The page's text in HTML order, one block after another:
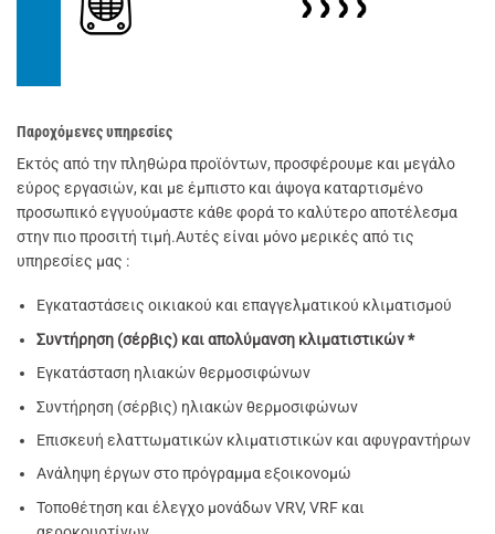
Παροχόμενες υπηρεσίες
Εκτός από την πληθώρα προϊόντων, προσφέρουμε και μεγάλο
εύρος εργασιών, και με έμπιστο και άψογα καταρτισμένο
προσωπικό εγγυούμαστε κάθε φορά το καλύτερο αποτέλεσμα
στην πιο προσιτή τιμή.Αυτές είναι μόνο μερικές από τις
υπηρεσίες μας :
Εγκαταστάσεις οικιακού και επαγγελματικού κλιματισμού
Συντήρηση (σέρβις) και απολύμανση κλιματιστικών *
Εγκατάσταση ηλιακών θερμοσιφώνων
Συντήρηση (σέρβις) ηλιακών θερμοσιφώνων
Επισκευή ελαττωματικών κλιματιστικών και αφυγραντήρων
Ανάληψη έργων στο πρόγραμμα εξοικονομώ
Τοποθέτηση και έλεγχο μονάδων VRV, VRF και